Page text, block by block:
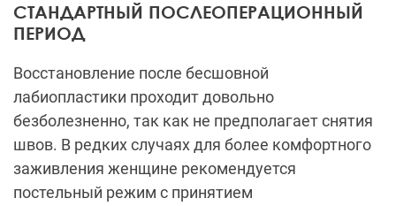
СТАНДАРТНЫЙ ПОСЛЕОПЕРАЦИОННЫЙ
ПЕРИОД
Восстановление после бесшовной
лабиопластики проходит довольно
безболезненно, так как не предполагает снятия
швов. В редких случаях для более комфортного
заживления женщине рекомендуется
постельный режим с принятием